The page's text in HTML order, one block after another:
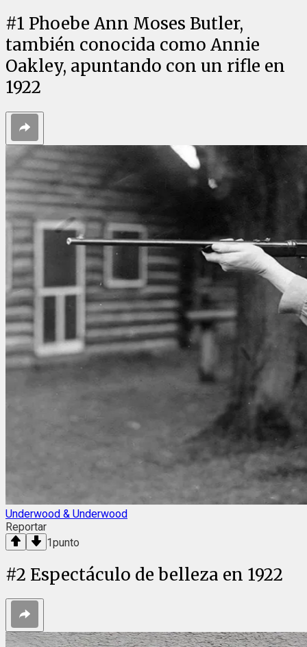
#1 Phoebe Ann Moses Butler,
también conocida como Annie
Oakley, apuntando con un rifle en
1922
Underwood & Underwood
Reportar
1punto
#2 Espectáculo de belleza en 1922